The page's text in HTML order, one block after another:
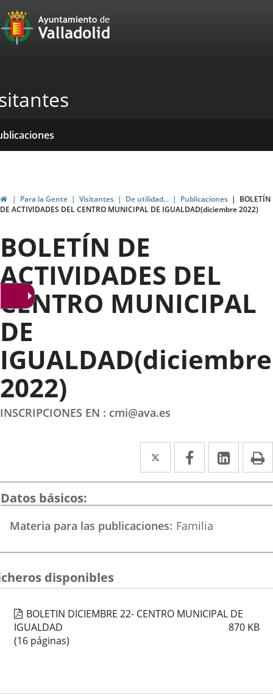
Portal
Web
Ayuntamiento
de
Valladolid
InicioPara la Gente Visitantes De utilidad... Publicaciones
BOLETÍN
DE ACTIVIDADES DEL CENTRO MUNICIPAL DE IGUALDAD(diciembre 2022)
BOLETÍN DE
ACTIVIDADES DEL
CENTRO MUNICIPAL
DE
IGUALDAD(diciembre
2022)
INSCRIPCIONES EN : cmi@ava.es
Twitter
Enlace
a
externa.
Facebook
Enlace
a
externa.
Enlace
a
Datos básicos
Materia para las publicaciones Familia
disponibles
BOLETIN DICIEMBRE 22- CENTRO MUNICIPAL DE
IGUALDAD
870 KB
(16 páginas)